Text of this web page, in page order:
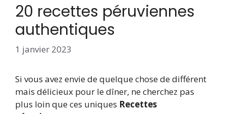
20 recettes péruviennes
authentiques
1 janvier 2023
Si vous avez envie de quelque chose de différent
mais délicieux pour le dîner, ne cherchez pas
plus loin que ces uniques Recettes